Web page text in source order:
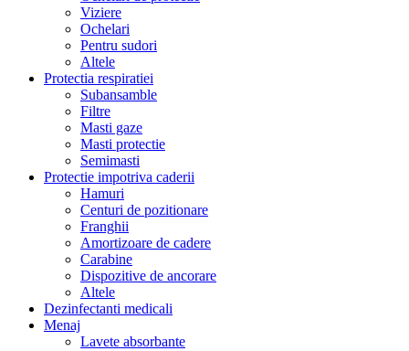
Viziere
Ochelari
Pentru sudori
Altele
Protectia respiratiei
Subansamble
Filtre
Masti gaze
Masti protectie
Semimasti
Protectie impotriva caderii
Hamuri
Centuri de pozitionare
Franghii
Amortizoare de cadere
Carabine
Dispozitive de ancorare
Altele
Dezinfectanti medicali
Menaj
Lavete absorbante